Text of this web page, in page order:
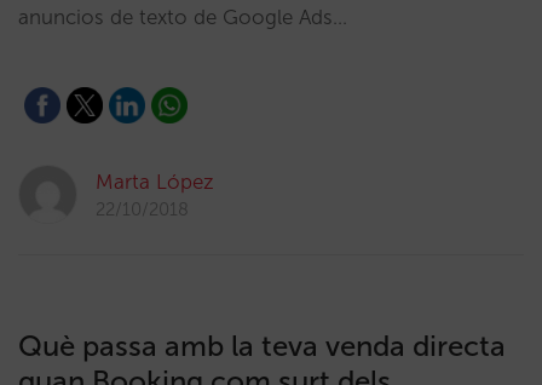
anuncios de texto de Google Ads…
Marta López
22/10/2018
Què passa amb la teva venda directa